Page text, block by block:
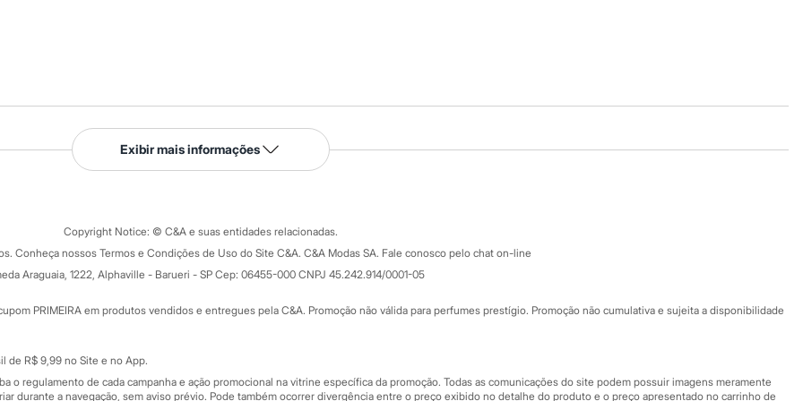
Serviços
Tipos de serviços
Formas de pagamento
Todas as vantagens
Minha C&A
Cupons de desconto
Atendimento
Fale conosco
Central de ética
Exibir mais informações
Copyright Notice: © C&A e suas entidades relacionadas.
Conheça nossos Termos e Condições de Uso do Site C&A. C&A Modas SA. Fale conosco pelo chat on-line
Araguaia, 1222, Alphaville - Barueri - SP Cep: 06455-000 CNPJ 45.242.914/0001-05
PRIMEIRA em produtos vendidos e entregues pela C&A. Promoção não válida para perfumes prestígio. Promoção não cumulativa e sujeita a disponibilidade
de R$ 9,99 no Site e no App.
o regulamento de cada campanha e ação promocional na vitrine específica da promoção. Todas as comunicações do site podem possuir imagens meramente
durante a navegação, sem aviso prévio. Pode também ocorrer divergência entre o preço exibido no detalhe do produto e o preço apresentado no carrinho de